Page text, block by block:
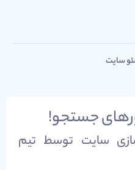
سایت
جستجو!
سایت توسط تیم